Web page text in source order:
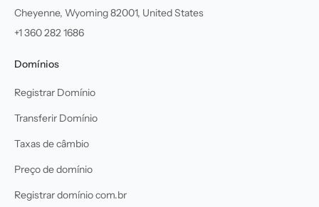
Cheyenne, Wyoming 82001, United States
+1 360 282 1686
Domínios
Registrar Domínio
Transferir Domínio
Taxas de câmbio
Preço de domínio
Registrar domínio com.br